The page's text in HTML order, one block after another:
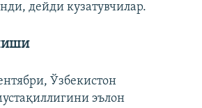
дейди кузатувчилар.
Ўзбекистон
эълон